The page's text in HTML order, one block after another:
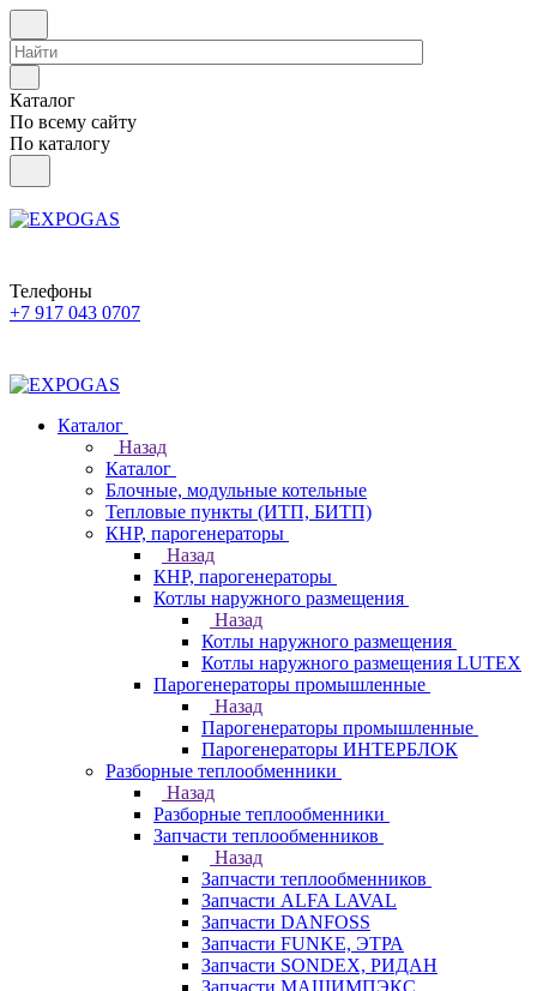
Каталог
По всему сайту
По каталогу
Телефоны
+7 917 043 0707
Каталог
Назад
Каталог
Блочные, модульные котельные
Тепловые пункты (ИТП, БИТП)
КНР, парогенераторы
Назад
КНР, парогенераторы
Котлы наружного размещения
Назад
Котлы наружного размещения
Котлы наружного размещения LUTEX
Парогенераторы промышленные
Назад
Парогенераторы промышленные
Парогенераторы ИНТЕРБЛОК
Разборные теплообменники
Назад
Разборные теплообменники
Запчасти теплообменников
Назад
Запчасти теплообменников
Запчасти ALFA LAVAL
Запчасти DANFOSS
Запчасти FUNKE, ЭТРА
Запчасти SONDEX, РИДАН
Запчасти МАШИМПЭКС